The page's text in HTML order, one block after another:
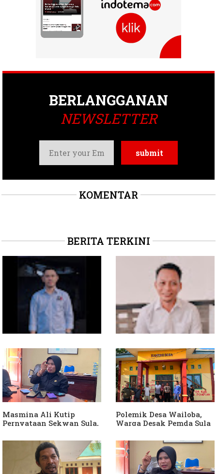
BERLANGGANAN
NEWSLETTER
KOMENTAR
BERITA TERKINI
Soal Intervensi Politik,
Langkah Wakil Ketua
Komisi I Bukan
intervensi Politik
Dituding Jadikan
Bendahara Desa Wailoba
sebagai "ATM Berjalan",
Armin Soamole: Harus
Dibuktikan
Masmina Ali Kutip
Pernyataan Sekwan Sula,
Diduga Jadikan
Keponakan "ATM
Berjalan"
Polemik Desa Wailoba,
Warga Desak Pemda Sula
APH Usut Dugaan
Penyimpangan Dana Desa